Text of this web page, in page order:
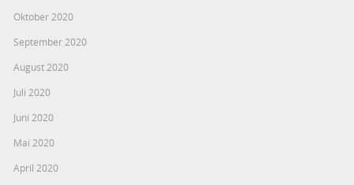
Oktober 2020
September 2020
August 2020
Juli 2020
Juni 2020
Mai 2020
April 2020